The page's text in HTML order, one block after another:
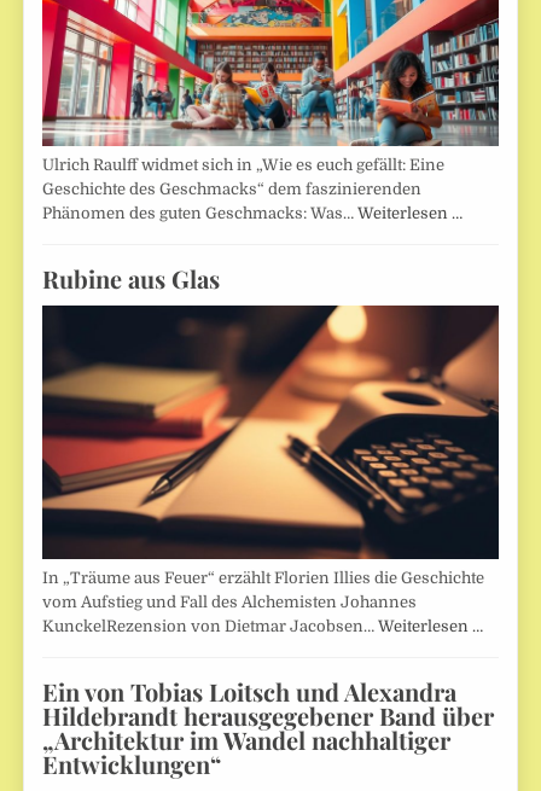
Ulrich Raulff widmet sich in „Wie es euch gefällt: Eine
Geschichte des Geschmacks“ dem faszinierenden
Phänomen des guten Geschmacks: Was…Weiterlesen …
Rubine aus Glas
In „Träume aus Feuer“ erzählt Florien Illies die Geschichte
vom Aufstieg und Fall des Alchemisten Johannes
KunckelRezension von Dietmar Jacobsen…Weiterlesen …
Ein von Tobias Loitsch und Alexandra
Hildebrandt herausgegebener Band über
„Architektur im Wandel nachhaltiger
Entwicklungen“